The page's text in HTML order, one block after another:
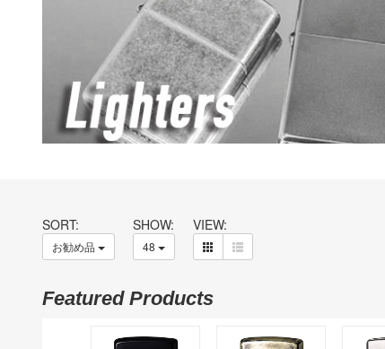
SORT:
お勧め品
SHOW:
48
VIEW:
Featured Products